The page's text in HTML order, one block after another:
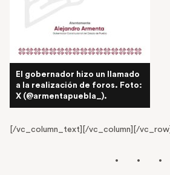
El gobernador hizo un llamado
a la realización de foros. Foto:
X (@armentapuebla_).
[/vc_column_text][/vc_column][/vc_row]